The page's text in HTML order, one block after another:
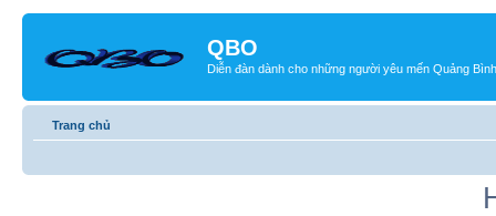
QBO
Diễn đàn dành cho những người yêu mến Quảng Bình
Trang chủ